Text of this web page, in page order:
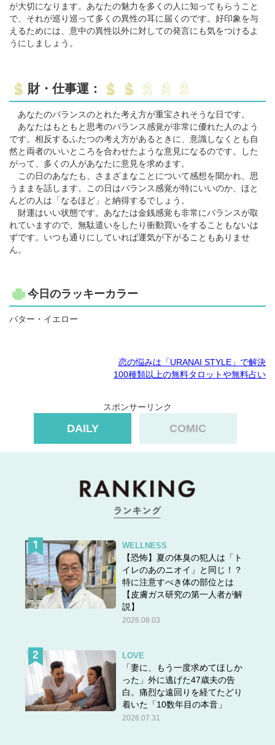
が大切になります。あなたの魅力を多くの人に知ってもらうこと
で、それが巡り巡って多くの異性の耳に届くのです。好印象を与
えるためには、意中の異性以外に対しての発言にも気をつけるよ
うにしましょう。
財・仕事運：
あなたのバランスのとれた考え方が重宝されそうな日です。
あなたはもともと思考のバランス感覚が非常に優れた人のよう
です。相反するふたつの考え方があるときに、意識しなくとも自
然と両者のいいところを合わせたような意見になるのです。した
がって、多くの人があなたに意見を求めます。
この日のあなたも、さまざまなことについて感想を聞かれ、思
うままを話します。この日はバランス感覚が特にいいのか、ほと
んどの人は「なるほど」と納得するでしょう。
財運はいい状態です。あなたは金銭感覚も非常にバランスが取
れていますので、無駄遣いをしたり衝動買いをすることもないは
ずです。いつも通りにしていれば運気が下がることもありませ
ん。
今日のラッキーカラー
バター・イエロー
恋の悩みは「URANAI STYLE」で解決
100種類以上の無料タロットや無料占い
スポンサーリンク
DAILY COMIC
WELLNESS
【恐怖】夏の体臭の犯人は「ト
イレのあのニオイ」と同じ！？
特に注意すべき体の部位とは
【皮膚ガス研究の第一人者が解
説】
2026.08.03
LOVE
「妻に、もう一度求めてほしか
った」外に逃げた47歳夫の告
白。痛烈な遠回りを経てたどり
着いた「10数年目の本音」
2026.07.31